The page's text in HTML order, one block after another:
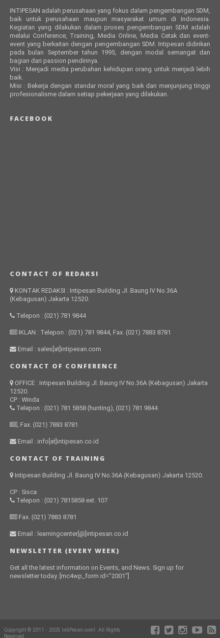
INTIPESAN adalah perusahaan yang fokus dalam pengembangan SDM,
baik untuk perusahaan maupun masyarakat umum di Indonesia.
Kegiatan yang dilakukan dalam proses pengembangan SDM adalah
melalui Conference, Training, Media Online, Media Cetak dan event-
event yang berkaitan dengan pengembangan SDM. Intipesan didirikan
pada bulan September tahun 1995, dengan modal semangat dan
bagian dari passion pendirinya.
Visi : Menjadi media perubahan kehidupan orang untuk menjadi lebih
baik.
Misi : Bekerja dengan standar moral yang baik dan menjunjung tinggi
profesionalisme dalam setiap pekerjaan yang dilakukan.
FACEBOOK
CONTACT OF REDAKSI
KONTAK REDAKSI : Intipesan Building Jl. Baung IV No.36A
(Kebagusan) Jakarta 12520.
Telepon : (021) 781 9844
IKLAN : Telepon : (021) 781 9844, Fax. (021) 7883 8781
Email : sales[at]intipesan.com
CONTACT OF CONFERENCE
OFFICE : Intipesan Building Jl. Baung IV No.36A (Kebagusan) Jakarta
12520.
CP : Winda
Telepon : (021) 781 5858 (hunting), (021) 781 9844
, Fax. (021) 7883 8781
Email : info[at]intipesan.co.id
CONTACT OF TRAINING
Intipesan Building Jl. Baung IV No.36A (Kebagusan) Jakarta 12520.
CP : Sisca
Telepon : (021) 7815858 ext. 107
Fax. (021) 7883 8781
Email : learningcenter[@]intipesan.co.id
NEWSLETTER (EVERY WEEK)
Get all the latest information on Events, and News. Sign up for
newsletter today. [mc4wp_form id="2001"]
Copyright © 2011 - 2025 IntiPesan.com!. All Rights
Reserved.